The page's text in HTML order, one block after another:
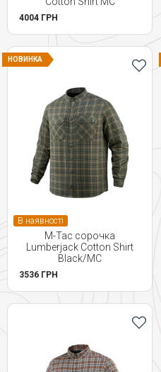
4004 ГРН
НОВИНКА
В наявності
M-Tac сорочка
Lumberjack Cotton Shirt
Black/МС
3536 ГРН